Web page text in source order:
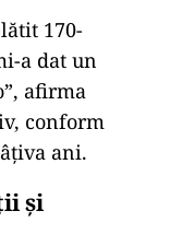
170-
a dat un
afirma
conform
ani.
și